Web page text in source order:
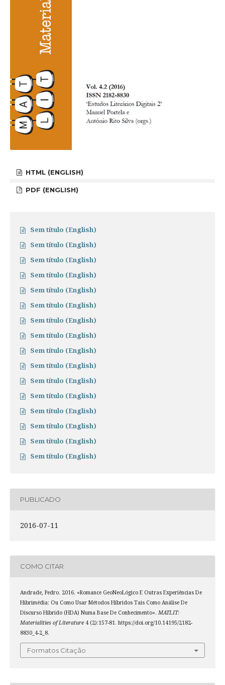
HTML (ENGLISH)
PDF (ENGLISH)
Sem título (English)
Sem título (English)
Sem título (English)
Sem título (English)
Sem título (English)
Sem título (English)
Sem título (English)
Sem título (English)
Sem título (English)
Sem título (English)
Sem título (English)
Sem título (English)
Sem título (English)
Sem título (English)
Sem título (English)
Sem título (English)
PUBLICADO
2016-07-11
COMO CITAR
Andrade, Pedro. 2016. «Romance GeoNeoLógico E Outras Experiências De
Hibrimédia: Ou Como Usar Métodos Híbridos Tais Como Análise De
Discurso Híbrido (HDA) Numa Base De Conhecimento». MATLIT:
Materialities of Literature4 (2):157-81. https://doi.org/10.14195/2182-
8830_4-2_8.
Formatos Citação